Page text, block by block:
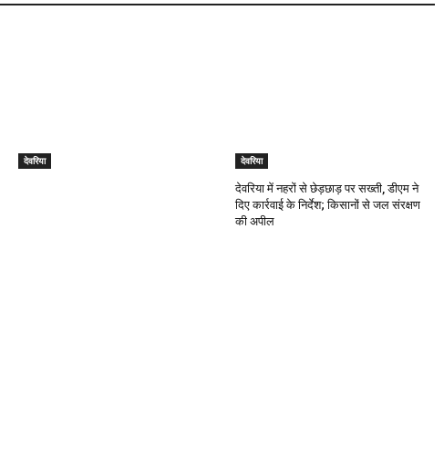
देवरिया देवरिया
देवरिया में नहरों से छेड़छाड़ पर सख्ती, डीएम ने
दिए कार्रवाई के निर्देश; किसानों से जल संरक्षण
की अपील